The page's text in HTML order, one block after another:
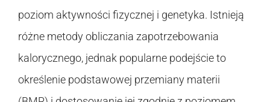
poziom aktywności fizycznej i genetyka. Istnieją
różne metody obliczania zapotrzebowania
kalorycznego, jednak popularne podejście to
określenie podstawowej przemiany materii